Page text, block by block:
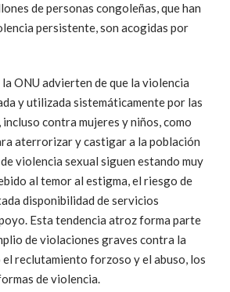
de personas congoleñas, que han
persistente, son acogidas por
ONU advierten de que la violencia
y utilizada sistemáticamente por las
contra mujeres y niños, como
aterrorizar y castigar a la población
violencia sexual siguen estando muy
al temor al estigma, el riesgo de
disponibilidad de servicios
Esta tendencia atroz forma parte
de violaciones graves contra la
reclutamiento forzoso y el abuso, los
de violencia.